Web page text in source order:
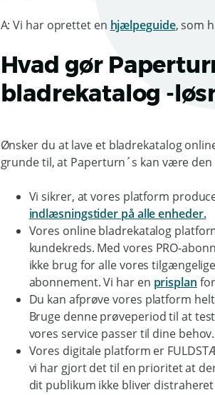
A: Vi har oprettet en hjælpeguide, som
Hvad gør
bladrekatalog -
Ønsker du at lave et bladrekatalog
grunde til, at Paperturn´s kan være
Vi sikrer, at vores platform
indlæsningstider på alle enheder.
Vores online bladrekatalog
kundekreds. Med vores PRO-
ikke brug for alle vores
abonnement. Vi har en prisplan
Du kan afprøve vores platform
Bruge denne prøveperiod til at
vores service passer til dine
Vores digitale platform er
vi har gjort det til en prioritet at
dit publikum ikke bliver